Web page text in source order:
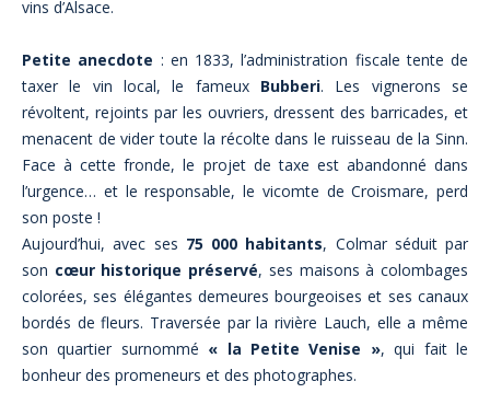
vins d’Alsace.
Petite anecdote : en 1833, l’administration fiscale tente de
taxer le vin local, le fameux Bubberi. Les vignerons se
révoltent, rejoints par les ouvriers, dressent des barricades, et
menacent de vider toute la récolte dans le ruisseau de la Sinn.
Face à cette fronde, le projet de taxe est abandonné dans
l’urgence… et le responsable, le vicomte de Croismare, perd
son poste !
Aujourd’hui, avec ses 75 000 habitants, Colmar séduit par
son cœur historique préservé, ses maisons à colombages
colorées, ses élégantes demeures bourgeoises et ses canaux
bordés de fleurs. Traversée par la rivière Lauch, elle a même
son quartier surnommé « la Petite Venise », qui fait le
bonheur des promeneurs et des photographes.